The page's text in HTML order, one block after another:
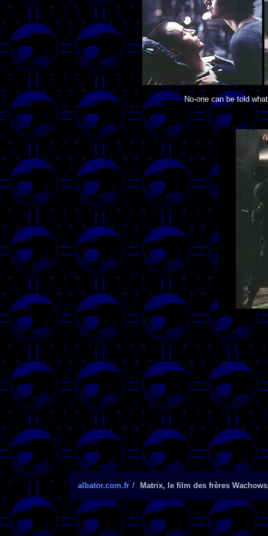
No-one can be told
albator.com.fr Matrix, le film des frères